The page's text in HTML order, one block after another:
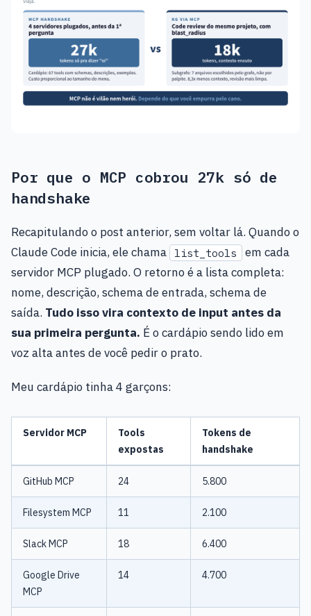
Por que o MCP cobrou 27k só de
handshake
Recapitulando o post anterior, sem voltar lá. Quando o
Claude Code inicia, ele chama
list_tools
em cada
servidor MCP plugado. O retorno é a lista completa:
nome, descrição, schema de entrada, schema de
saída. Tudo isso vira contexto de input antes da
sua primeira pergunta. É o cardápio sendo lido em
voz alta antes de você pedir o prato.
Meu cardápio tinha 4 garçons:
Servidor MCP
Tools
expostas
Tokens de
handshake
GitHub MCP 24 5.800
Filesystem MCP 11 2.100
Slack MCP 18 6.400
Google Drive
MCP
14 4.700